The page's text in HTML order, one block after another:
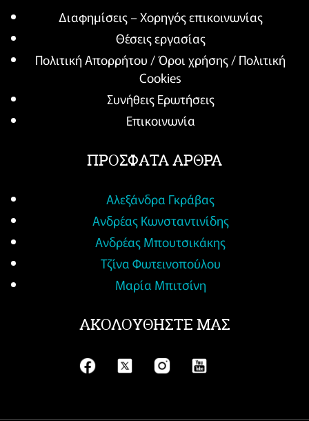
Διαφημίσεις – Χορηγός επικοινωνίας
Θέσεις εργασίας
Πολιτική Απορρήτου / Όροι χρήσης / Πολιτική
Cookies
Συνήθεις Ερωτήσεις
Επικοινωνία
ΠΡΟΣΦΑΤΑ ΑΡΘΡΑ
Αλεξάνδρα Γκράβας
Ανδρέας Κωνσταντινίδης
Ανδρέας Μπουτσικάκης
Τζίνα Φωτεινοπούλου
Μαρία Μπιτσίνη
ΑΚΟΛΟΥΘΗΣΤΕ ΜΑΣ